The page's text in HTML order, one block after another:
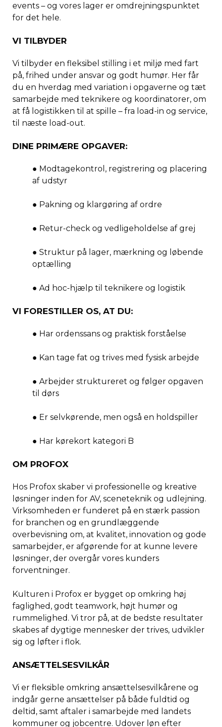
events – og vores lager er omdrejningspunktet
for det hele.
VI TILBYDER
Vi tilbyder en fleksibel stilling i et miljø med fart
på, frihed under ansvar og godt humør. Her får
du en hverdag med variation i opgaverne og tæt
samarbejde med teknikere og koordinatorer, om
at få logistikken til at spille – fra load-in og service,
til næste load-out.
DINE PRIMÆRE OPGAVER:
● Modtagekontrol, registrering og placering
af udstyr
● Pakning og klargøring af ordre
● Retur-check og vedligeholdelse af grej
● Struktur på lager, mærkning og løbende
optælling
● Ad hoc-hjælp til teknikere og logistik
VI FORESTILLER OS, AT DU:
● Har ordenssans og praktisk forståelse
● Kan tage fat og trives med fysisk arbejde
● Arbejder struktureret og følger opgaven
til dørs
● Er selvkørende, men også en holdspiller
● Har kørekort kategori B
OM PROFOX
Hos Profox skaber vi professionelle og kreative
løsninger inden for AV, sceneteknik og udlejning.
Virksomheden er funderet på en stærk passion
for branchen og en grundlæggende
overbevisning om, at kvalitet, innovation og gode
samarbejder, er afgørende for at kunne levere
løsninger, der overgår vores kunders
forventninger.
Kulturen i Profox er bygget op omkring høj
faglighed, godt teamwork, højt humør og
rummelighed. Vi tror på, at de bedste resultater
skabes af dygtige mennesker der trives, udvikler
sig og løfter i flok.
ANSÆTTELSESVILKÅR
Vi er fleksible omkring ansættelsesvilkårene og
indgår gerne ansættelser på både fuldtid og
deltid, samt aftaler i samarbejde med landets
kommuner og jobcentre. Udover løn efter